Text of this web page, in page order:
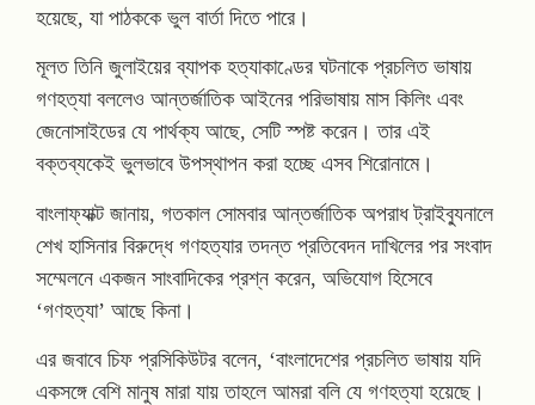
হয়েছে, যা পাঠককে ভুল বার্তা দিতে পারে।
মূলত তিনি জুলাইয়ের ব্যাপক হত্যাকাণ্ডের ঘটনাকে প্রচলিত ভাষায়
গণহত্যা বললেও আন্তর্জাতিক আইনের পরিভাষায় মাস কিলিং এবং
জেনোসাইডের যে পার্থক্য আছে, সেটি স্পষ্ট করেন। তার এই
বক্তব্যকেই ভুলভাবে উপস্থাপন করা হচ্ছে এসব শিরোনামে।
বাংলাফ্যাক্ট জানায়, গতকাল সোমবার আন্তর্জাতিক অপরাধ ট্রাইব্যুনালে
শেখ হাসিনার বিরুদ্ধে গণহত্যার তদন্ত প্রতিবেদন দাখিলের পর সংবাদ
সম্মেলনে একজন সাংবাদিকের প্রশ্ন করেন, অভিযোগ হিসেবে
‘গণহত্যা’ আছে কিনা।
এর জবাবে চিফ প্রসিকিউটর বলেন, ‘বাংলাদেশের প্রচলিত ভাষায় যদি
একসঙ্গে বেশি মানুষ মারা যায় তাহলে আমরা বলি যে গণহত্যা হয়েছে।